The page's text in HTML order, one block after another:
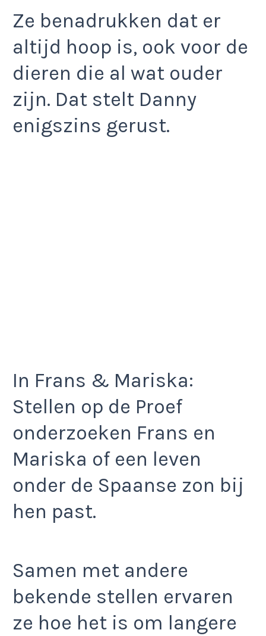
Ze benadrukken dat er
altijd hoop is, ook voor de
dieren die al wat ouder
zijn. Dat stelt Danny
enigszins gerust.
In Frans & Mariska:
Stellen op de Proef
onderzoeken Frans en
Mariska of een leven
onder de Spaanse zon bij
hen past.
Samen met andere
bekende stellen ervaren
ze hoe het is om langere